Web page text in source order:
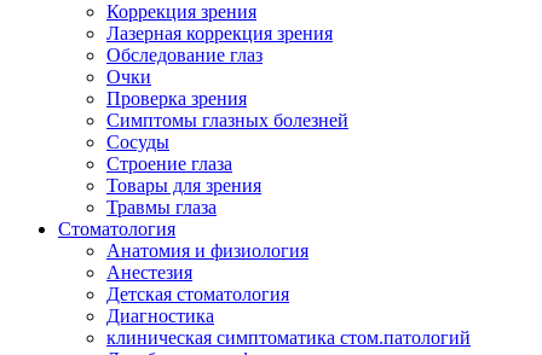
Коррекция зрения
Лазерная коррекция зрения
Обследование глаз
Очки
Проверка зрения
Симптомы глазных болезней
Сосуды
Строение глаза
Товары для зрения
Травмы глаза
Стоматология
Анатомия и физиология
Анестезия
Детская стоматология
Диагностика
клиническая симптоматика стом.патологий